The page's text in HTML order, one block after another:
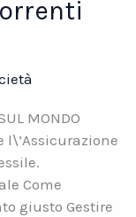
MONDO
l\’Assicurazione
Come
giusto Gestire